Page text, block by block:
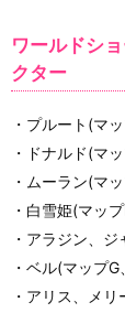
ワールドシ
クター
・プルート(マ
・ドナルド(マ
・ムーラン(マ
・白雪姫(マッ
・アラジン、
・ベル(マップ
・アリス、メ